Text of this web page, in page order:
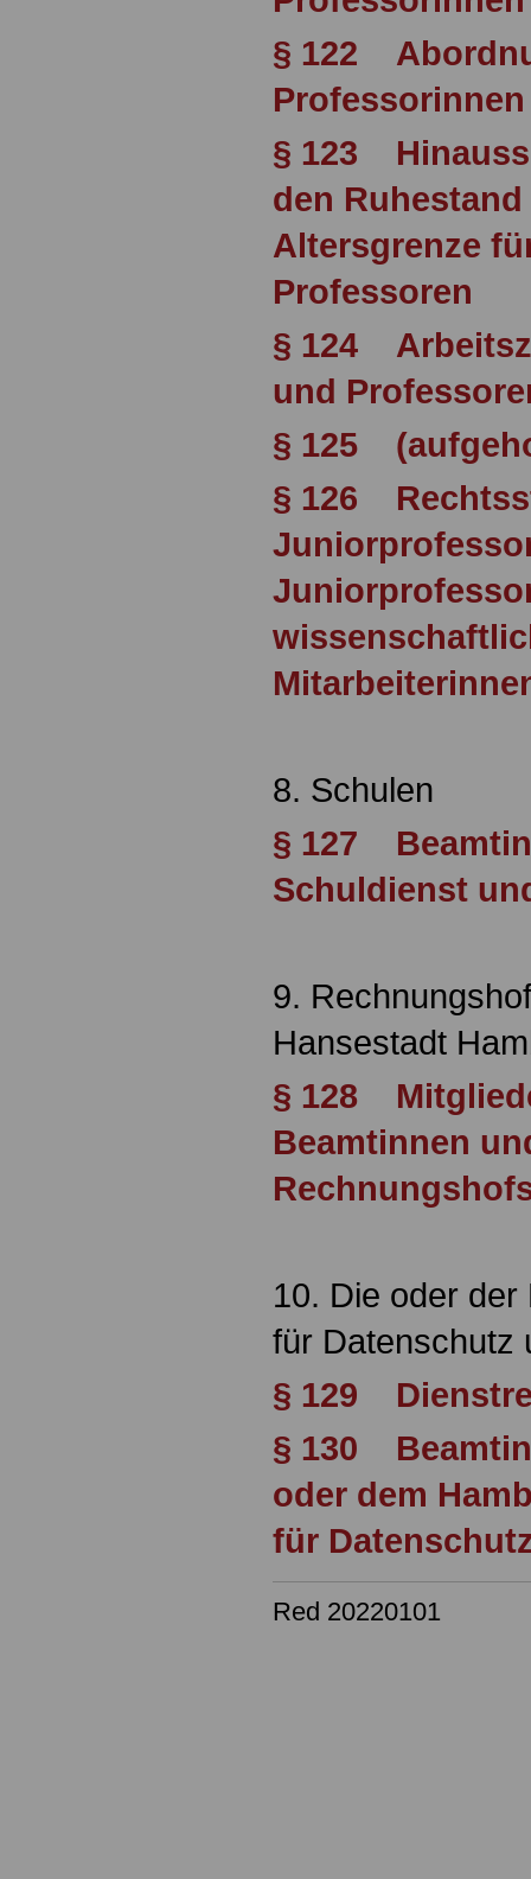
§ 122
§ 123
den
Altersgrenze
Professoren
§ 124
und
§ 125
§ 126
8. Schulen
§ 127
Schuldienst
9.
Hansestadt
§ 128
Beamtinnen
10. Die oder
für Datenschutz
§ 129
§ 130
oder dem
für
Red 20220101